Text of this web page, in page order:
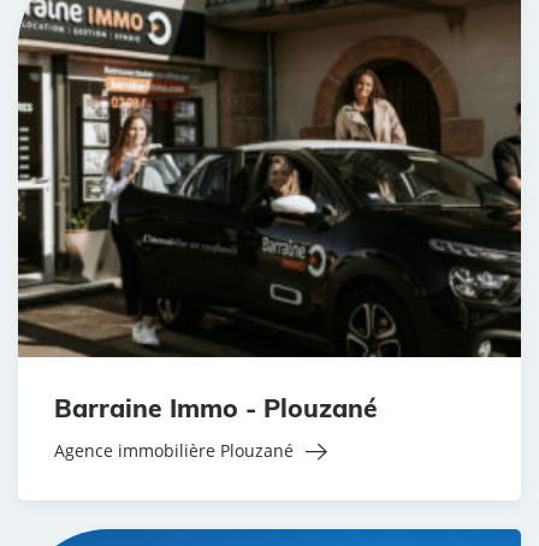
Barraine Immo - Plouzané
Agence immobilière Plouzané